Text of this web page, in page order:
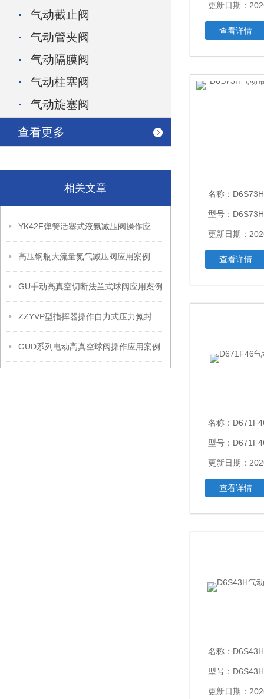
气动截止阀
气动管夹阀
气动隔膜阀
气动柱塞阀
气动旋塞阀
查看更多
相关文章
高压钢瓶大流量氮气减压阀应用案例
GU手动高真空切断法兰式球阀应用案例
GUD系列电动高真空球阀操作应用案例
更新日期：
查看详情
名称： D6S73H气动
型号：D6S73H
更新日期：
查看详情
名称：
型号：
更新日期：
查看详情
名称： D6S43H
型号：D6S43H
更新日期：